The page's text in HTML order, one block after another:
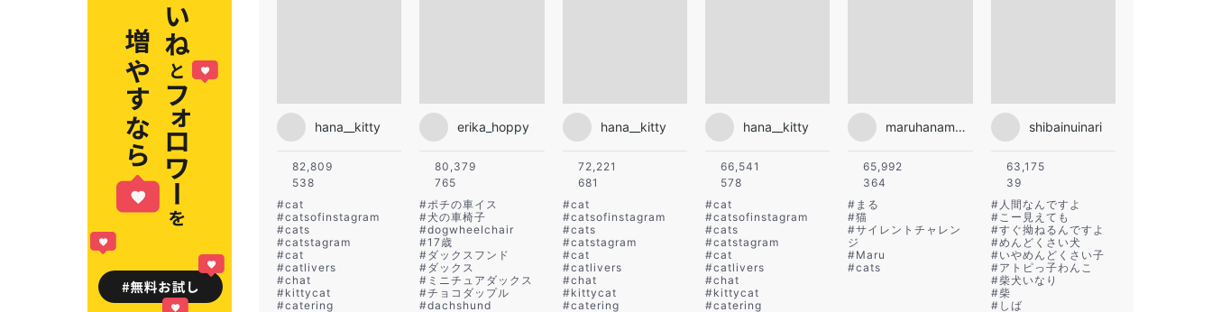
hana__kitty
82,809
538
#cat
#catsofinstagram
#cats
#catstagram
#cat
#catlivers
#chat
#kittycat
#catering
erika_hoppy
80,379
765
#ポチの車イス
#犬の車椅子
#dogwheelchair
#17歳
#ダックスフンド
#ダックス
# ミニチュアダックス
#チョコダップル
#dachshund
hana__kitty
72,221
681
#cat
#catsofinstagram
#cats
#catstagram
#cat
#catlivers
#chat
#kittycat
#catering
hana__kitty
66,541
578
#cat
#catsofinstagram
#cats
#catstagram
#cat
#catlivers
#chat
#kittycat
#catering
maruhanamogu
65,992
364
# まる
#猫
#サイレントチャレン
ジ
#Maru
#cats
shibainuinari
63,175
39
# 人間なんですよ
#こー見えても
#すぐ拗ねるんですよ
#めんどくさい犬
#いやめんどくさい子
#アトピっ子わんこ
#柴犬いなり
#柴
# しば